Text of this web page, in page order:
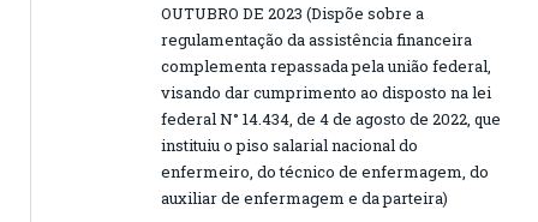
OUTUBRO DE 2023 (Dispõe sobre a
regulamentação da assistência financeira
complementa repassada pela união federal,
visando dar cumprimento ao disposto na lei
federal N° 14.434, de 4 de agosto de 2022, que
instituiu o piso salarial nacional do
enfermeiro, do técnico de enfermagem, do
auxiliar de enfermagem e da parteira)